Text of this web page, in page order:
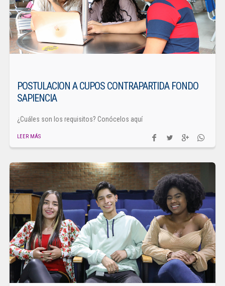
POSTULACION A CUPOS CONTRAPARTIDA FONDO
SAPIENCIA
¿Cuáles son los requisitos? Conócelos aquí
LEER MÁS